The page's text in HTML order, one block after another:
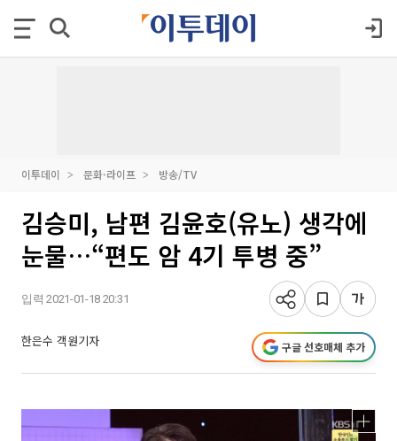
이투데이 문화·라이프 방송/TV
김승미, 남편 김윤호(유노) 생각에
눈물…“편도 암 4기 투병 중”
입력 2021-01-18 20:31
한은수 객원기자 구글 선호매체 추가